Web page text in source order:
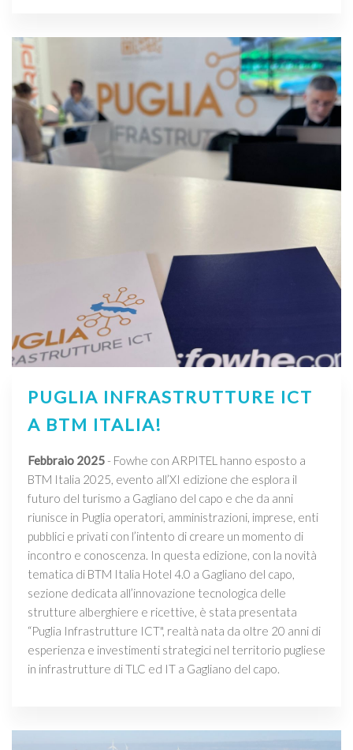
PUGLIA INFRASTRUTTURE ICT
A BTM ITALIA!
Febbraio 2025- Fowhe con ARPITEL hanno esposto a
BTM Italia 2025, evento all’XI edizione che esplora il
futuro del turismo a Gagliano del capo e che da anni
riunisce in Puglia operatori, amministrazioni, imprese, enti
pubblici e privati con l’intento di creare un momento di
incontro e conoscenza. In questa edizione, con la novità
tematica di BTM Italia Hotel 4.0 a Gagliano del capo,
sezione dedicata all’innovazione tecnologica delle
strutture alberghiere e ricettive, è stata presentata
“Puglia Infrastrutture ICT", realtà nata da oltre 20 anni di
esperienza e investimenti strategici nel territorio pugliese
in infrastrutture di TLC ed IT a Gagliano del capo.